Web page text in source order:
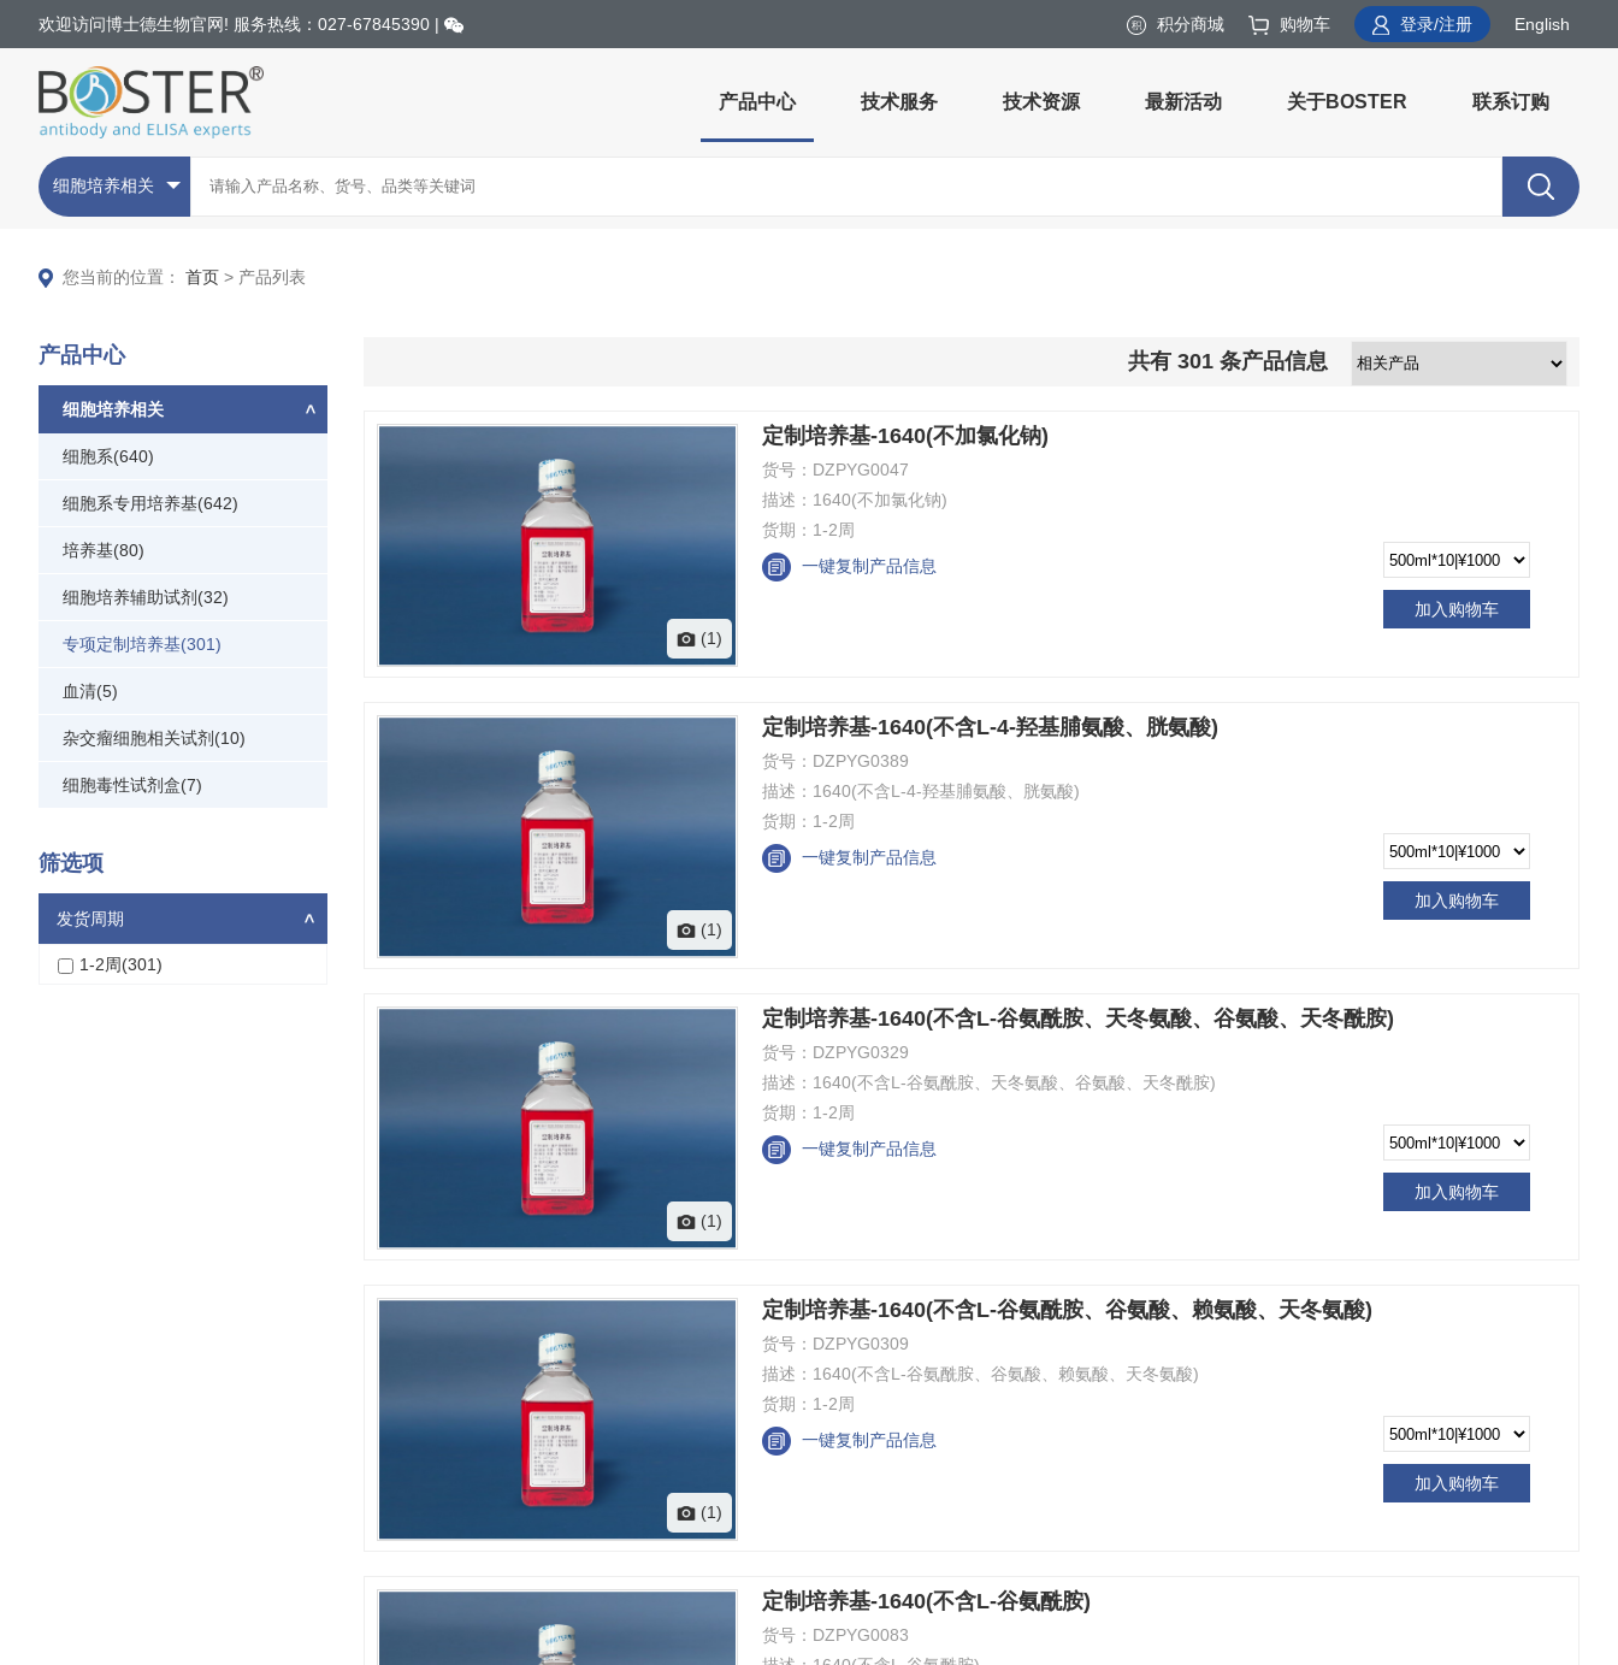
欢迎访问博士德生物官网! 服务热线：027-67845390 | 积分商城 购物车 登录/注册 English
产品中心 技术服务 技术资源 最新活动 关于BOSTER 联系订购
细胞培养相关
您当前的位置： 首页 > 产品列表
产品中心
细胞培养相关
细胞系(640)
细胞系专用培养基(642)
培养基(80)
细胞培养辅助试剂(32)
专项定制培养基(301)
血清(5)
杂交瘤细胞相关试剂(10)
细胞毒性试剂盒(7)
筛选项
发货周期 >
1-2周(301)
共有 301 条产品信息
(1)
定制培养基-1640(不加氯化钠)
货号： DZPYG0047
描述： 1640(不加氯化钠)
货期： 1-2周
一键复制产品信息
加入购物车
(1)
定制培养基-1640(不含L-4-羟基脯氨酸、胱氨酸)
货号： DZPYG0389
描述： 1640(不含L-4-羟基脯氨酸、胱氨酸)
货期： 1-2周
一键复制产品信息
加入购物车
(1)
定制培养基-1640(不含L-谷氨酰胺、天冬氨酸、谷氨酸、天冬酰胺)
货号： DZPYG0329
描述： 1640(不含L-谷氨酰胺、天冬氨酸、谷氨酸、天冬酰胺)
货期： 1-2周
一键复制产品信息
加入购物车
(1)
定制培养基-1640(不含L-谷氨酰胺、谷氨酸、赖氨酸、天冬氨酸)
货号： DZPYG0309
描述： 1640(不含L-谷氨酰胺、谷氨酸、赖氨酸、天冬氨酸)
货期： 1-2周
一键复制产品信息
加入购物车
定制培养基-1640(不含L-谷氨酰胺)
货号： DZPYG0083